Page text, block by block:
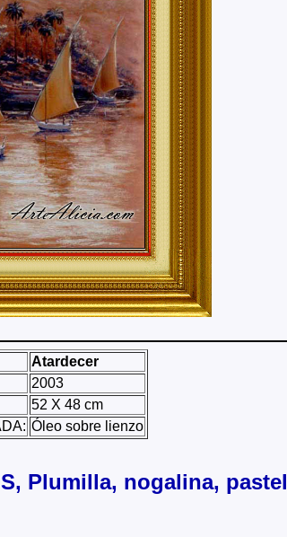
Atardecer
2003
52 X 48 cm
Óleo sobre lienzo
Plumilla, nogalina, pastel